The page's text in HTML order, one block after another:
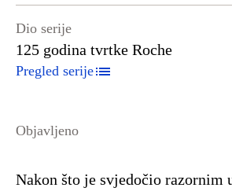
Dio serije
125 godina tvrtke Roche
Pregled serije
Objavljeno
Nakon što je svjedočio razornim